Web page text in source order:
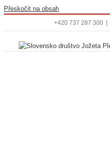
Přeskočit na obsah
+420 737 287 300